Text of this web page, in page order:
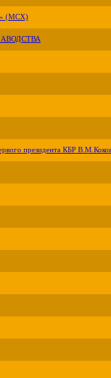
(МСХ)
президента КБР